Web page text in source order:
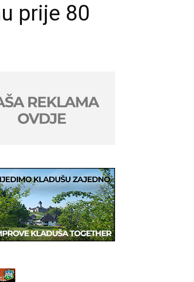
prije 80